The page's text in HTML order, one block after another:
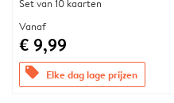
Set van 10 kaarten
Vanaf
€ 9,99
offers Elke dag lage prijzen